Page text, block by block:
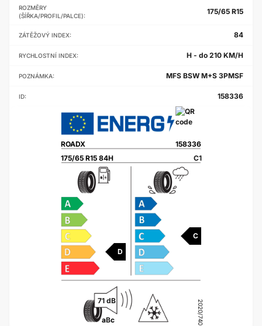
ROZMĚRY
(ŠÍŘKA/PROFIL/PALCE):
175/65 R15
ZÁTĚŽOVÝ INDEX: 84
RYCHLOSTNÍ INDEX: H - do 210 KM/H
POZNÁMKA: MFS BSW M+S 3PMSF
ID: 158336
175/65 R15 84H
ROADX 158336
D
C
71 dB
C1
2020/740
aBc